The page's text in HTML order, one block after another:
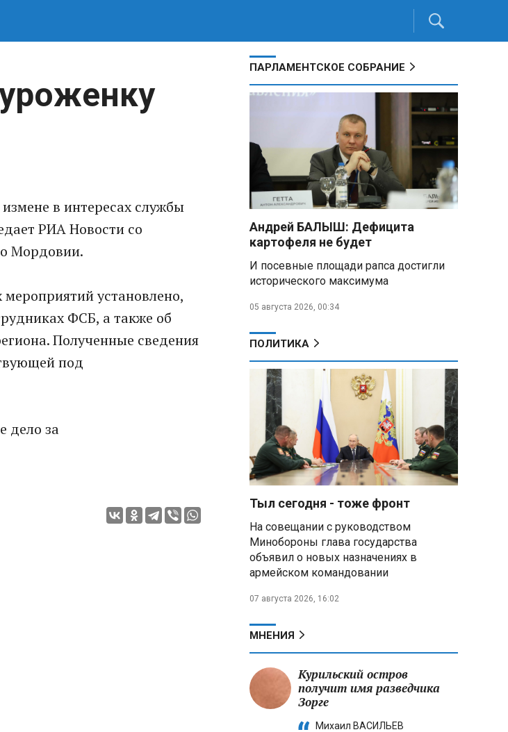
в интересах службы
РИА Новости со
Мордовии.
установлено,
ФСБ, а также об
Полученные сведения
под
дело за
ПАРЛАМЕНТСКОЕ СОБРАНИЕ
Андрей БАЛЫШ: Дефицита
картофеля не будет
И посевные площади рапса достигли
исторического максимума
05 августа 2026, 00:34
ПОЛИТИКА
Тыл сегодня - тоже фронт
На совещании с руководством
Минобороны глава государства
объявил о новых назначениях в
армейском командовании
07 августа 2026, 16:02
МНЕНИЯ
Курильский остров
получит имя разведчика
Зорге
Михаил ВАСИЛЬЕВ